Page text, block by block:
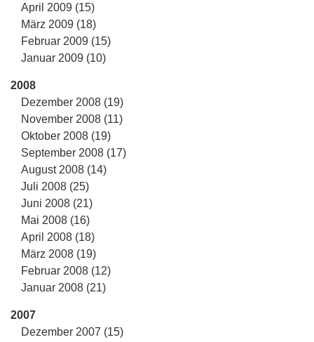
April 2009 (15)
März 2009 (18)
Februar 2009 (15)
Januar 2009 (10)
2008
Dezember 2008 (19)
November 2008 (11)
Oktober 2008 (19)
September 2008 (17)
August 2008 (14)
Juli 2008 (25)
Juni 2008 (21)
Mai 2008 (16)
April 2008 (18)
März 2008 (19)
Februar 2008 (12)
Januar 2008 (21)
2007
Dezember 2007 (15)